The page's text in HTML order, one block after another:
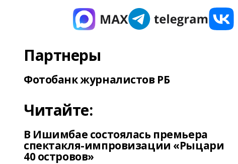
Партнеры
Фотобанк журналистов РБ
Читайте:
В Ишимбае состоялась премьера
спектакля-импровизации «Рыцари
40 островов»